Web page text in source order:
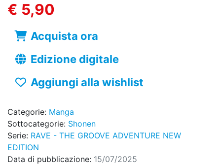
€ 5,90
Acquista ora
Edizione digitale
Aggiungi alla wishlist
Categorie: Manga
Sottocategorie: Shonen
Serie: RAVE - THE GROOVE ADVENTURE NEW
EDITION
Data di pubblicazione: 15/07/2025